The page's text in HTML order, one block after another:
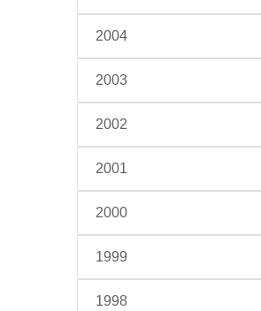
2004
2003
2002
2001
2000
1999
1998